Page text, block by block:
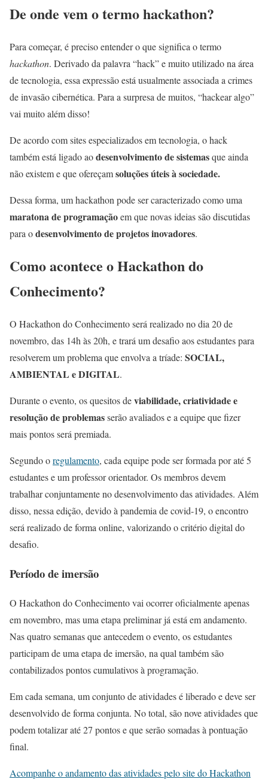
De onde vem o termo hackathon?
Para começar, é preciso entender o que significa o termo
hackathon. Derivado da palavra “hack” e muito utilizado na área
de tecnologia, essa expressão está usualmente associada a crimes
de invasão cibernética. Para a surpresa de muitos, “hackear algo”
vai muito além disso!
De acordo com sites especializados em tecnologia, o hack
também está ligado aodesenvolvimento de sistemasque ainda
não existem e que ofereçamsoluções úteis à sociedade.
Dessa forma, um hackathon pode ser caracterizado como uma
maratona de programaçãoem que novas ideias são discutidas
para odesenvolvimento de projetos inovadores.
Como acontece o Hackathon do
Conhecimento?
O Hackathon do Conhecimento será realizado no dia 20 de
novembro, das 14h às 20h, e trará um desafio aos estudantes para
resolverem um problema que envolva a tríade: SOCIAL,
AMBIENTAL e DIGITAL.
Durante o evento, os quesitos deviabilidade, criatividade e
resolução de problemasserão avaliados e a equipe que fizer
mais pontos será premiada.
Segundo oregulamento, cada equipe pode ser formada por até 5
estudantes e um professor orientador. Os membros devem
trabalhar conjuntamente no desenvolvimento das atividades. Além
disso, nessa edição, devido à pandemia de covid-19, o encontro
será realizado de forma online, valorizando o critério digital do
desafio.
Período de imersão
O Hackathon do Conhecimento vai ocorrer oficialmente apenas
em novembro, mas uma etapa preliminar já está em andamento.
Nas quatro semanas que antecedem o evento, os estudantes
participam de uma etapa de imersão, na qual também são
contabilizados pontos cumulativos à programação.
Em cada semana, um conjunto de atividades é liberado e deve ser
desenvolvido de forma conjunta. No total, são nove atividades que
podem totalizar até 27 pontos e que serão somadas à pontuação
final.
Acompanhe o andamento das atividades pelo site do Hackathon